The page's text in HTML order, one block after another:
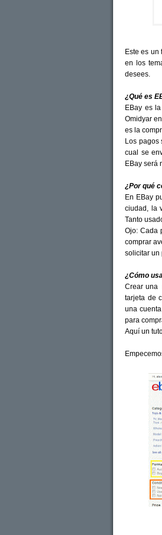
Este es un
en los
desees.
¿Qué es
EBay es
Omidyar
es la
Los pagos
cual se
EBay será
¿Por qué
En EBay
ciudad, la
Tanto
Ojo: Cada
comprar
solicitar un
¿Cómo
Crear una
tarjeta de
una
para
Aquí un